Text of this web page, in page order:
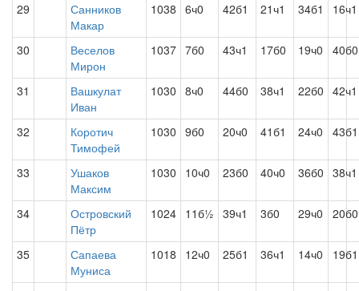
29
Санников
Макар
1038 6ч0 42б1 21ч1 34б1 16ч1
30
Веселов
Мирон
1037 7б0 43ч1 17б0 19ч0 40б0
31
Вашкулат
Иван
1030 8ч0 44б0 38ч1 22б0 42ч1
32
Коротич
Тимофей
1030 9б0 20ч0 41б1 24ч0 43б1
33
Ушаков
Максим
1030 10ч0 23б0 40ч0 36б0 38ч1
34
Островский
Пётр
1024 11б½ 39ч1 3б0 29ч0 20б0
35
Сапаева
Муниса
1018 12ч0 25б1 36ч1 14ч0 19б1